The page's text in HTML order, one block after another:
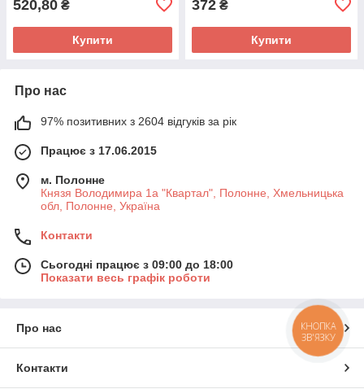
520,80 ₴
Купити
372 ₴
Купити
Про нас
97% позитивних з 2604 відгуків за рік
Працює з 17.06.2015
м. Полонне
Князя Володимира 1а "Квартал", Полонне, Хмельницька
обл, Полонне, Україна
Контакти
Сьогодні працює з 09:00 до 18:00
Показати весь графік роботи
Про нас
Контакти
КНОПКА
ЗВ'ЯЗКУ